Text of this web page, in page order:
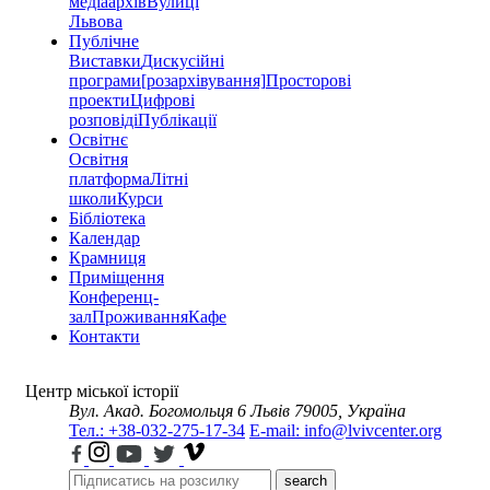
Львова
Публічне
ВиставкиДискусійні
програми[розархівування]Просторові
проектиЦифрові
розповідіПублікації
Освітнє
Освітня
платформаЛітні
школиКурси
Бібліотека
Календар
Крамниця
Приміщення
Конференц-
залПроживанняКафе
Контакти
Центр міської історії
Вул. Акад. Богомольця 6 Львів 79005, Україна
Тел.: +38-032-275-17-34 E-mail: info@lvivcenter.org
search